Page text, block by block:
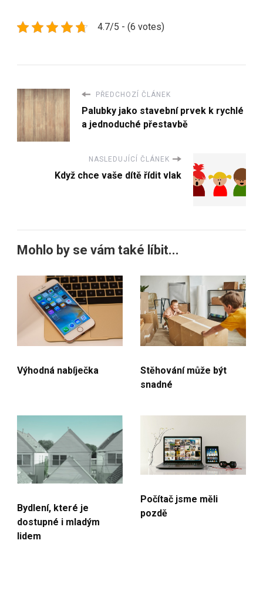
4.7/5 - (6 votes)
PŘEDCHOZÍ ČLÁNEK
Palubky jako stavební prvek k rychlé
a jednoduché přestavbě
NASLEDUJÍCÍ ČLÁNEK
Když chce vaše dítě řídit vlak
Mohlo by se vám také líbit...
Výhodná nabíječka
Stěhování může být
snadné
Bydlení, které je
dostupné i mladým
lidem
Počítač jsme měli
pozdě